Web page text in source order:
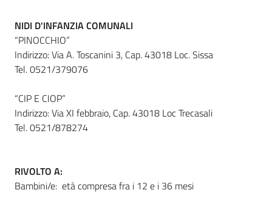
NIDI D'INFANZIA COMUNALI
“PINOCCHIO”
Indirizzo: Via A. Toscanini 3, Cap. 43018 Loc. Sissa
Tel. 0521/379076
“CIP E CIOP”
Indirizzo: Via XI febbraio, Cap. 43018 Loc Trecasali
Tel. 0521/878274
RIVOLTO A:
Bambini/e: età compresa fra i 12 e i 36 mesi